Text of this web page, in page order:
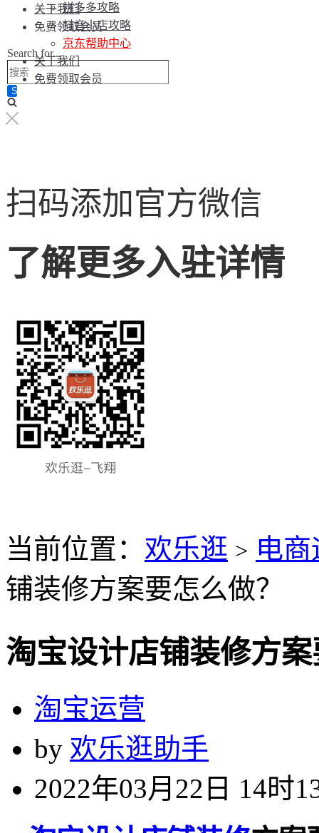
关于我们
免费领取会员
Search for...
拼多多攻略
抖音小店攻略
京东帮助中心
关于我们
免费领取会员
扫码添加官方微信
了解更多入驻详情
当前位置： 欢乐逛 > 电
铺装修方案要怎么做？
淘宝设计店铺装修方
淘宝运营
by 欢乐逛助手
2022年03月22日 14时